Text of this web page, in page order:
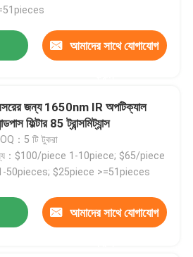
আমাদের সাথে যোগাযোগ
জন্য 1650nm IR অপটিক্যাল
ফিল্টার 85 ট্রান্সমিট্যান্স
：5 টি টুকরা
：$100/piece 1-10piece; $65/piece
50pieces; $25piece >=51pieces
আমাদের সাথে যোগাযোগ